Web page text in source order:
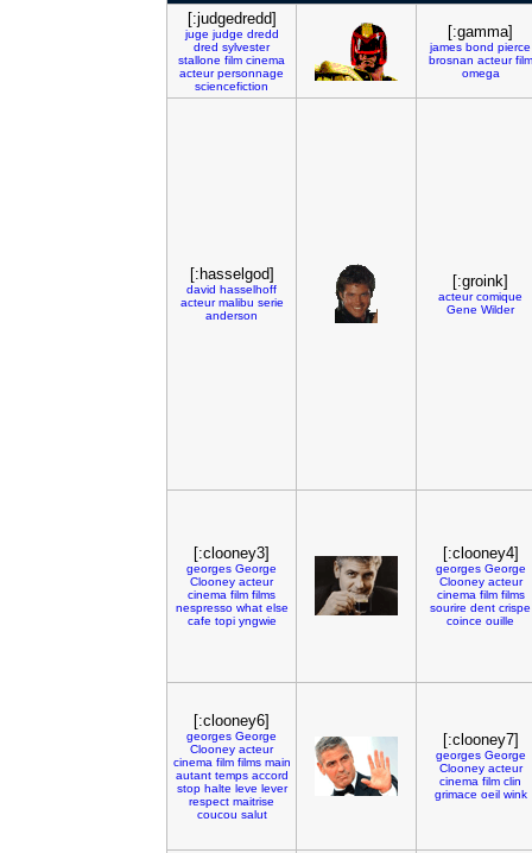
[:judgedredd]
juge judge dredd
dred sylvester
stallone film cinema
acteur personnage
sciencefiction
[:gamma]
james bond pierce
brosnan acteur film
omega
[:hasselgod]
david hasselhoff
acteur malibu serie
anderson
[:groink]
acteur comique
Gene Wilder
[:clooney3]
georges George
Clooney acteur
cinema film films
nespresso what else
cafe topi yngwie
[:clooney4]
georges George
Clooney acteur
cinema film films
sourire dent crispe
coince ouille
[:clooney6]
georges George
Clooney acteur
cinema film films main
autant temps accord
stop halte leve lever
respect maitrise
coucou salut
[:clooney7]
georges George
Clooney acteur
cinema film clin
grimace oeil wink